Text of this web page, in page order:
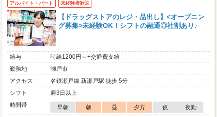
アルバイト・パート 未経験者歓迎
【ドラッグストアのレジ・品出し】<オープニン
グ募集>未経験OK！シフトの融通◎社割あり♪
給与
時給1200円～+交通費支給
勤務地
瀬戸市
アクセス
名鉄瀬戸線 新瀬戸駅 徒歩 5分
シフト
週3日以上
時間帯
早朝 朝 昼 夕方 夜
夜勤